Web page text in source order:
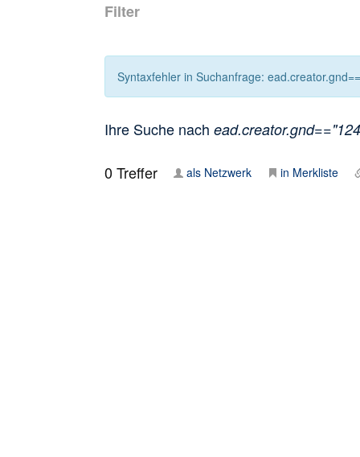
Filter
Syntaxfehler in Suchanfrage:
Ihre Suche nach
0Treffer als Netzwerk in Merkliste